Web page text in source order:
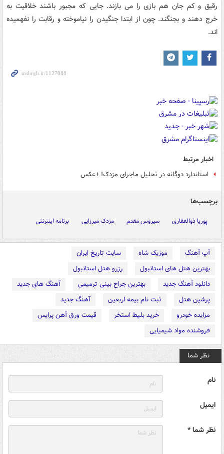
رقیق و کم جان هم بازی را می بازند. جایی که مجبور باشند خلاقیت به
خرج دهند و بجنگند. چون از ابتدا جنگیدن را نیاموخته و رقابت را نفهمیده
اند.
اخبار مرتبط
استاندارد دوگانه در تحلیل ماجرای مزدک! +عکس
برچسب‌ها
پوریا ذوالفقاری سیروس مقدم مزدک میرزایی برنامه اینترنتی
آپ آهنگ موزیک شاه
سایت تاریخ ایران
بهترین هتل های استانبول
رزرو هتل استانبول
دانلود آهنگ جدید
بهترین جراح بینی ترمیمی
آهنگ های جدید
پرشین هتل
ثبت نام بیمه اربعین
آهنگ جدید
مزایده خودرو
خرید بلیط استخر
قیمت ورق آهن پرایس
فروشنده مواد شیمیایی
نظر شما
نام
ایمیل
نظر شما *